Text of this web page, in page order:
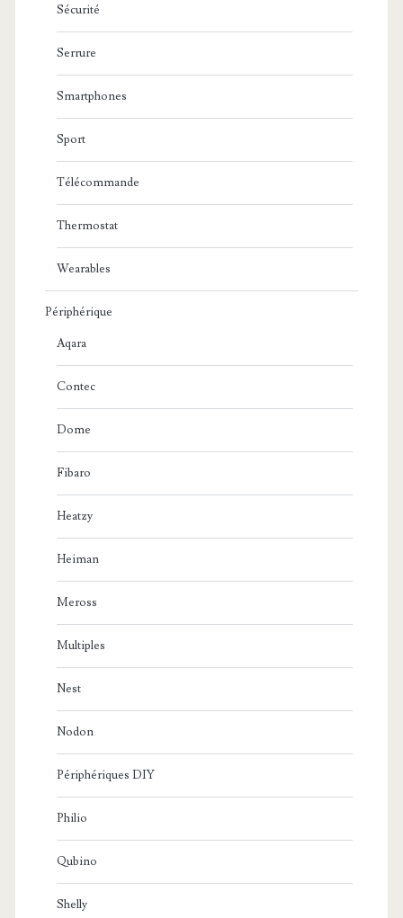
Sécurité
Serrure
Smartphones
Sport
Télécommande
Thermostat
Wearables
Périphérique
Aqara
Contec
Dome
Fibaro
Heatzy
Heiman
Meross
Multiples
Nest
Nodon
Périphériques DIY
Philio
Qubino
Shelly